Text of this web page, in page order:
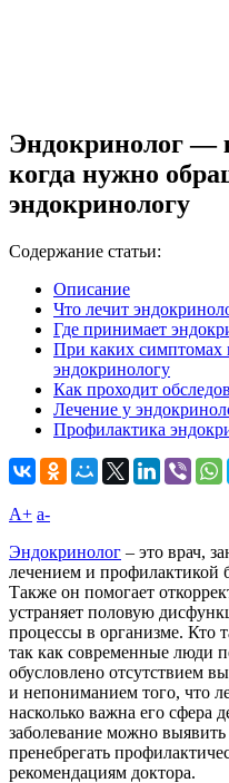
Эндокринолог —
когда нужно
эндокринологу
Содержание статьи:
Описание
Что лечит
Где принимает
При каких симптомах
эндокринологу
Как проходит
Лечение у
Профилактика
A+ а-
Эндокринолог – это врач,
лечением и профилактикой
Также он помогает
устраняет половую
процессы в организме. Кто
так как современные люди
обусловлено отсутствием
и непониманием того, что
насколько важна его сфера
заболевание можно
пренебрегать
рекомендациям доктора.